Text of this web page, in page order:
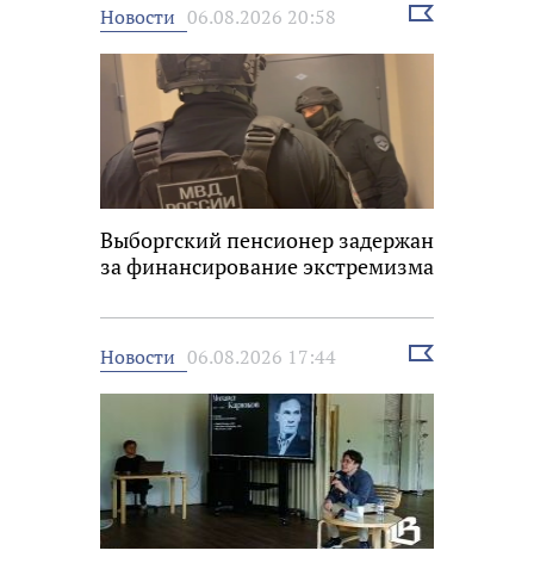
Новости 06.08.2026 20:58
Выбрать
Выборгский пенсионер задержан
за финансирование экстремизма
Новости 06.08.2026 17:44
Выбрать